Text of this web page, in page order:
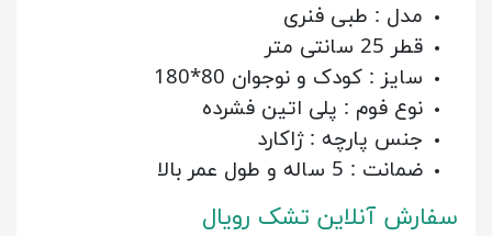
مدل : طبی فنری
قطر 25 سانتی متر
سایز : کودک و نوجوان 80*180
نوع فوم : پلی اتین فشرده
جنس پارچه : ژاکارد
ضمانت : 5 ساله و طول عمر بالا
سفارش آنلاین تشک رویال